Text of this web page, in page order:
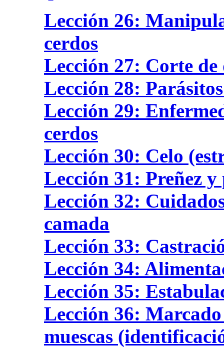
Lección 26:
cerdos
Lección 27: Corte de
Lección 28:
Lección 29:
cerdos
Lección 30: Celo
Lección 31: Preñez
Lección 32:
camada
Lección 33:
Lección 34:
Lección 35:
Lección 36:
muescas